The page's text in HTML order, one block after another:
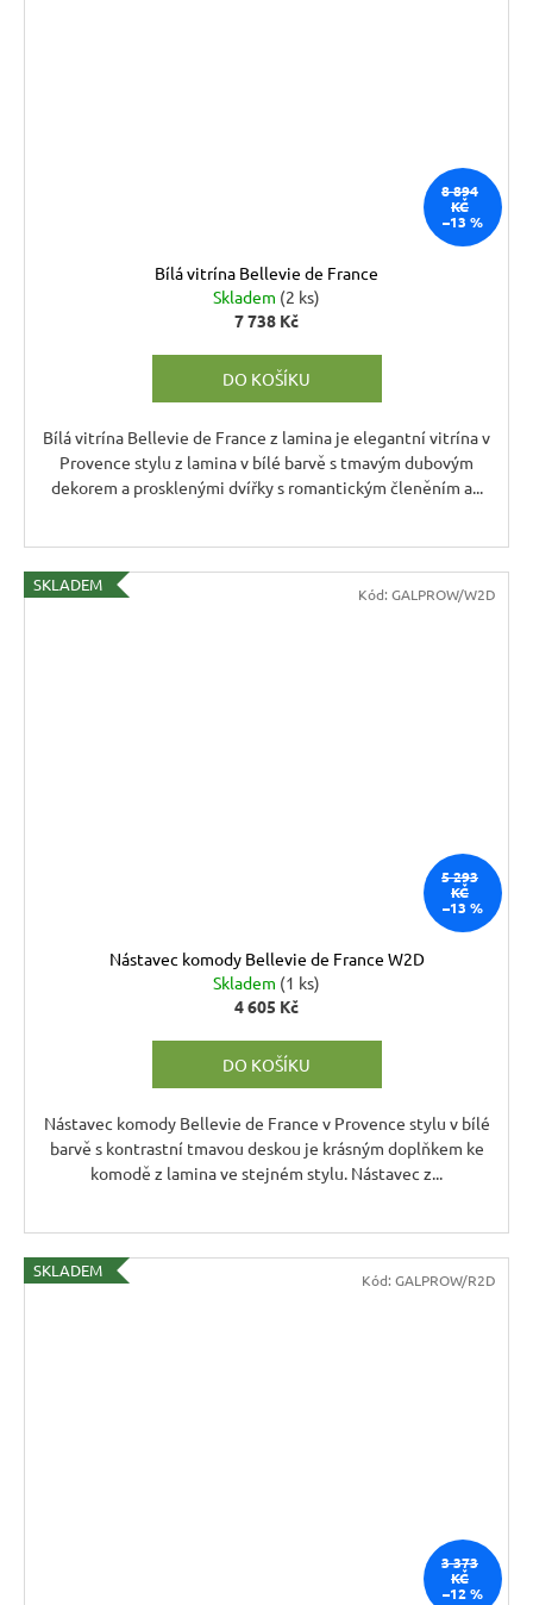
8 894
KČ
–13 %
Bílá vitrína Bellevie de France
Skladem (2 ks)
7 738 Kč
DO KOŠÍKU
Bílá vitrína Bellevie de France z lamina je elegantní vitrína v
Provence stylu z lamina v bílé barvě s tmavým dubovým
dekorem a prosklenými dvířky s romantickým členěním a...
SKLADEM
5 293
KČ
–13 %
Nástavec komody Bellevie de France W2D
Skladem (1 ks)
4 605 Kč
DO KOŠÍKU
Nástavec komody Bellevie de France v Provence stylu v bílé
barvě s kontrastní tmavou deskou je krásným doplňkem ke
komodě z lamina ve stejném stylu. Nástavec z...
Kód: GALPROW/W2D
SKLADEM
3 373
KČ
–12 %
Kód: GALPROW/R2D